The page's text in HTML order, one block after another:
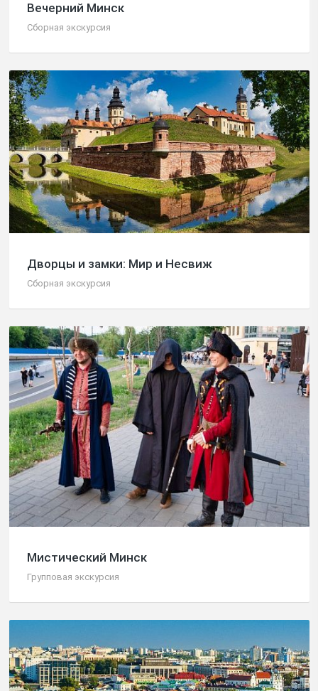
Вечерний Минск
Сборная экскурсия
Дворцы и замки: Мир и Несвиж
Сборная экскурсия
Мистический Минск
Групповая экскурсия